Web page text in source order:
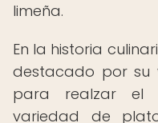
limeña.
En la historia
destacado por su
para realzar el
variedad de